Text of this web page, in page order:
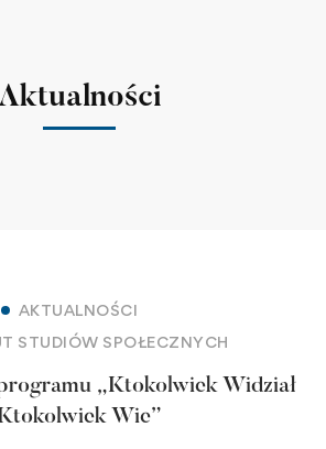
AKTUALNOŚCI
STUDIÓW SPOŁECZNYCH
„Ktokolwiek Widział
Wie”